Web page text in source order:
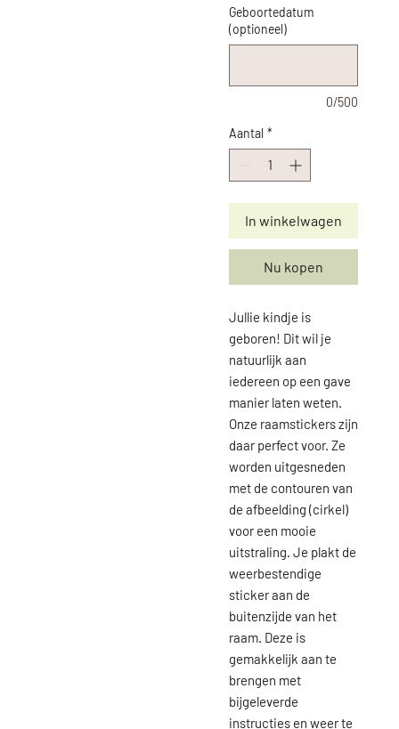
Geboortedatum
(optioneel)
0/500
Aantal *
In winkelwagen
Nu kopen
Jullie kindje is
geboren! Dit wil je
natuurlijk aan
iedereen op een gave
manier laten weten.
Onze raamstickers zijn
daar perfect voor. Ze
worden uitgesneden
met de contouren van
de afbeelding (cirkel)
voor een mooie
uitstraling. Je plakt de
weerbestendige
sticker aan de
buitenzijde van het
raam. Deze is
gemakkelijk aan te
brengen met
bijgeleverde
instructies en weer te